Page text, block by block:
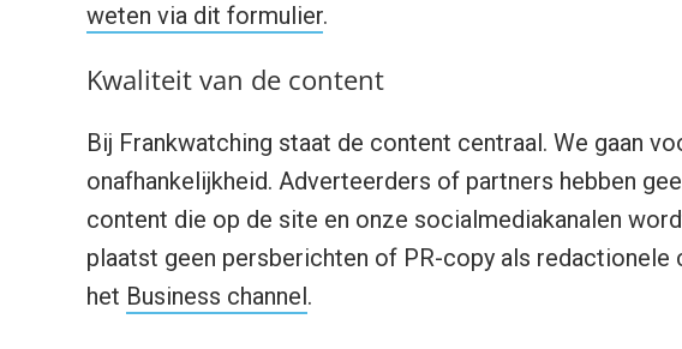
weten via dit formulier.
Kwaliteit van de content
Bij Frankwatching staat de content centraal. We gaan
onafhankelijkheid. Adverteerders of partners hebben
content die op de site en onze socialmediakanalen
plaatst geen persberichten of PR-copy als
het Business channel.